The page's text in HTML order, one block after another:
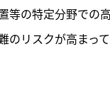
等の特定分野での
のリスクが高まっ